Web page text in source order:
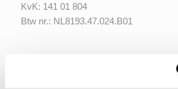
KvK: 141 01 804
Btw nr.: NL8193.47.024.B01